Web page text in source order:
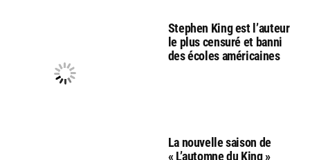
Stephen King est l’auteur
le plus censuré et banni
des écoles américaines
La nouvelle saison de
« L’automne du King »